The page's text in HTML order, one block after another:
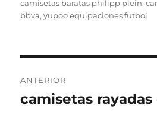
el
camisetas baratas philipp plein,
bbva,yupoo equipaciones futbol
de
ANTERIOR
Entrada
camisetas